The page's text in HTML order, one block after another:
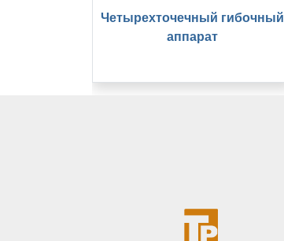
Четырехточечный гибочный
аппарат